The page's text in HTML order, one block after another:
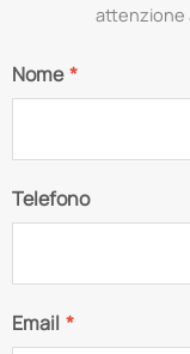
attenzione
Nome*
Telefono
Email *